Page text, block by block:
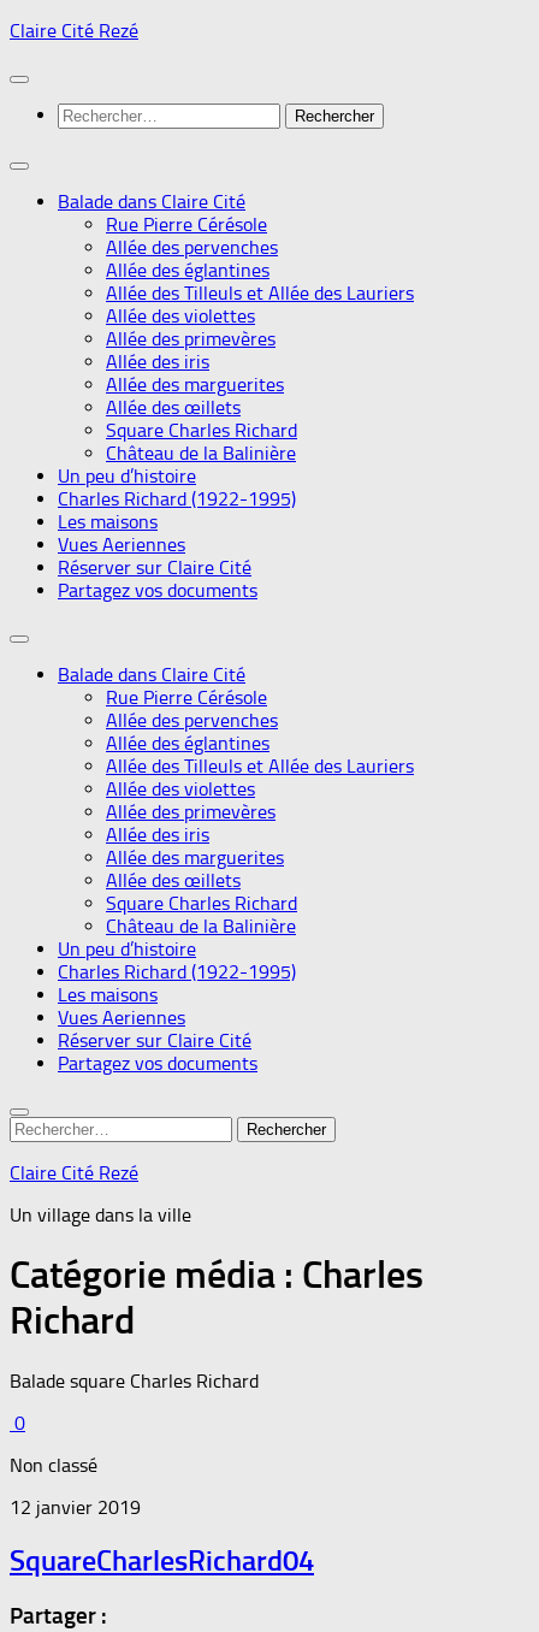
Skip
content
Claire Cité Rezé
Rechercher :
Balade dans Claire Cité
Rue Pierre Cérésole
Allée des pervenches
Allée des églantines
Allée des Tilleuls et Allée des Lauriers
Allée des violettes
Allée des primevères
Allée des iris
Allée des marguerites
Allée des œillets
Square Charles Richard
Château de la Balinière
Un peu d’histoire
Charles Richard (1922-1995)
Les maisons
Vues Aeriennes
Réserver sur Claire Cité
Partagez vos documents
Balade dans Claire Cité
Rue Pierre Cérésole
Allée des pervenches
Allée des églantines
Allée des Tilleuls et Allée des Lauriers
Allée des violettes
Allée des primevères
Allée des iris
Allée des marguerites
Allée des œillets
Square Charles Richard
Château de la Balinière
Un peu d’histoire
Charles Richard (1922-1995)
Les maisons
Vues Aeriennes
Réserver sur Claire Cité
Partagez vos documents
Rechercher :
Claire Cité Rezé
Un village dans la ville
Catégorie média : Charles
Richard
Balade square Charles Richard
0
Non classé
12 janvier 2019
SquareCharlesRichard04
Partager :